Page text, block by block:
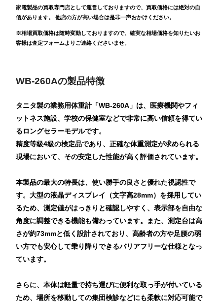
家電製品の買取専門店として運営しておりますので、買取価格には絶対の自
信があります。 他店の方が高い場合は是非一声おかけください。
※相場買取価格は随時変動しておりますので、確実な相場価格を知りたいお
客様は査定フォームよりご連絡くださいませ。
WB-260Aの製品特徴
タニタ製の業務用体重計「WB-260A」は、医療機関やフィ
ットネス施設、学校の保健室などで非常に高い信頼を得てい
るロングセラーモデルです。
精度等級4級の検定品であり、正確な体重測定が求められる
現場において、その安定した性能が高く評価されています。
本製品の最大の特長は、使い勝手の良さと優れた視認性で
す。大型の液晶ディスプレイ（文字高28mm）を採用してい
るため、測定値がはっきりと確認しやすく、表示部を自由な
角度に調整できる機能も備わっています。また、測定台は高
さが約73mmと低く設計されており、高齢者の方や足腰の弱
い方でも安心して乗り降りできるバリアフリーな仕様となっ
ています。
さらに、本体は軽量で持ち運びに便利な取っ手が付いている
ため、場所を移動しての集団検診などにも柔軟に対応可能で